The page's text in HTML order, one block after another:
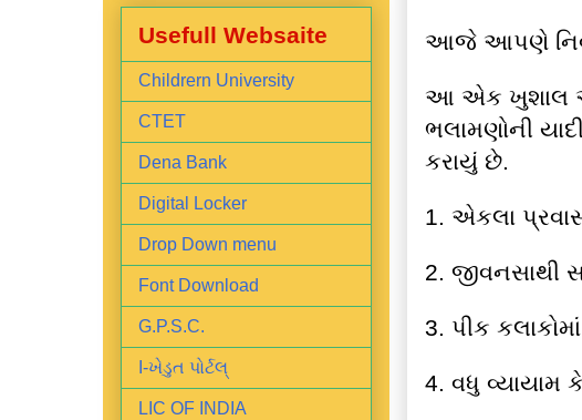
આજે આપણે
આ એક ખુશાલ
ભલામણોની
કરાયું છે.
1. એકલા
2. જીવનસાથી
3. પીક
4. વધુ વ્યાયામ
Usefull Websaite
Childrern University
CTET
Dena Bank
Digital Locker
Drop Down menu
Font Download
G.P.S.C.
I-ખેડુત પોર્ટલ્
LIC OF INDIA